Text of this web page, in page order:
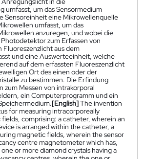
umfasst, um das Sensormedium
Sensoreinheit eine Mikrowellenquelle
umfasst, um das
anzuregen, und wobei die
zum Erfassen von
Fluoreszenzlicht aus dem
und eine Auswerteeinheit, welche
auf dem erfassten Fluoreszenzlicht
Ort des einen oder der
zu bestimmen. Die Erfindung
Messen von intrakorporal
ein Computerprogramm und ein
[English]The invention
for measuring intracorporeally
comprising: a catheter, wherein an
is arranged within the catheter, a
magnetic fields, wherein the sensor
centre magnetometer which has,
or more diamond crystals having a